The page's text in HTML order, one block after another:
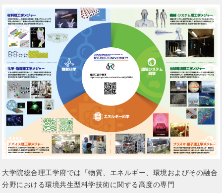
大学院総合理工学府では「物質、エネルギー、環境およびその融合
分野における環境共生型科学技術に関する高度の専門